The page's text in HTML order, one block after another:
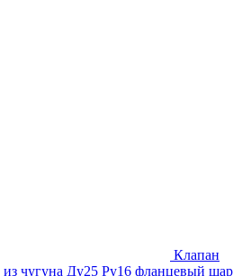
Клапан
чугуна Ду25 Ру16 фланцевый шар